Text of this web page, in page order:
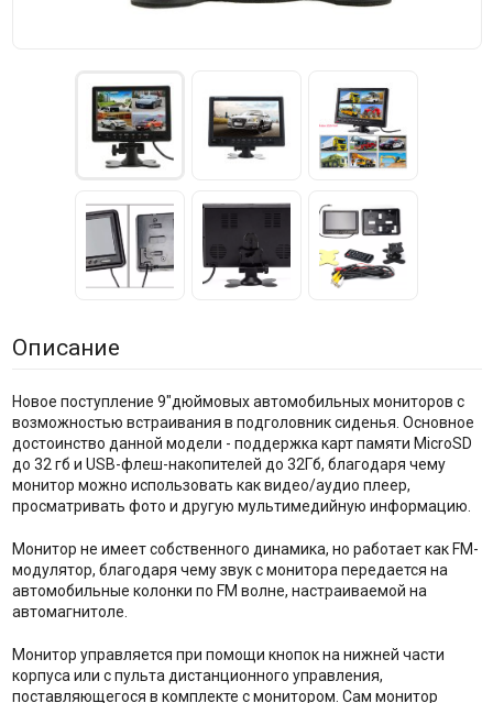
Описание
Новое поступление 9"дюймовых автомобильных мониторов с
возможностью встраивания в подголовник сиденья. Основное
достоинство данной модели - поддержка карт памяти MicroSD
до 32 гб и USB-флеш-накопителей до 32Гб, благодаря чему
монитор можно использовать как видео/аудио плеер,
просматривать фото и другую мультимедийную информацию.
Монитор не имеет собственного динамика, но работает как FM-
модулятор, благодаря чему звук с монитора передается на
автомобильные колонки по FM волне, настраиваемой на
автомагнитоле.
Монитор управляется при помощи кнопок на нижней части
корпуса или с пульта дистанционного управления,
поставляющегося в комплекте с монитором. Сам монитор